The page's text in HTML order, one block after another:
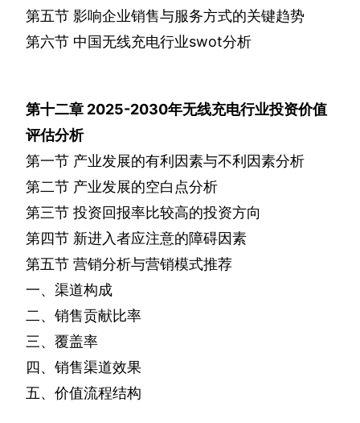
第五节 影响企业销售与服务方式的关键趋势
第六节 中国无线充电行业swot分析
第十二章 2025-2030年无线充电行业投资价值
评估分析
第一节 产业发展的有利因素与不利因素分析
第二节 产业发展的空白点分析
第三节 投资回报率比较高的投资方向
第四节 新进入者应注意的障碍因素
第五节 营销分析与营销模式推荐
一、渠道构成
二、销售贡献比率
三、覆盖率
四、销售渠道效果
五、价值流程结构